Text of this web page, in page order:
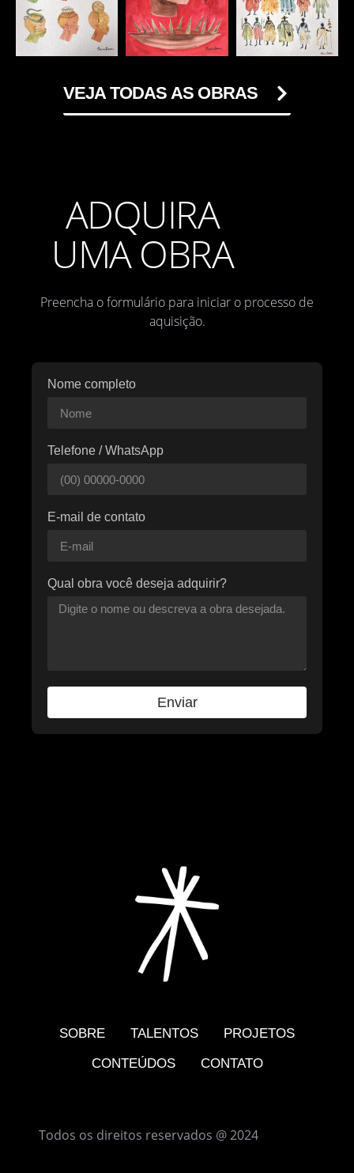
VEJA TODAS AS OBRAS
ADQUIRA
UMA OBRA
Preencha o formulário para iniciar o processo de
aquisição.
Nome completo
Telefone / WhatsApp
E-mail de contato
Qual obra você deseja adquirir?
Enviar
SOBRE TALENTOS
PROJETOS
CONTEÚDOS
CONTATO
Todos os direitos reservados @ 2024